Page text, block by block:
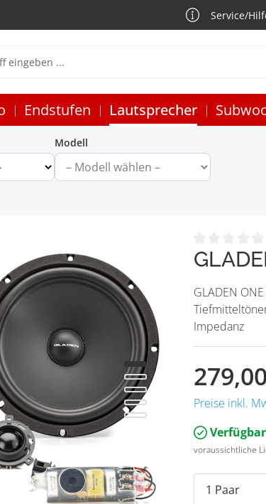
Service/
Endstufen Lautsprecher
Modell
GLADEN
Impedanz
Preise inkl.
voraussichtliche